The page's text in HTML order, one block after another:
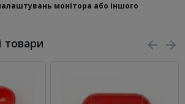
монітора або іншого
товари